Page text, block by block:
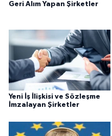
Geri Alım Yapan Şirketler
Yeni İş İlişkisi ve Sözleşme
İmzalayan Şirketler